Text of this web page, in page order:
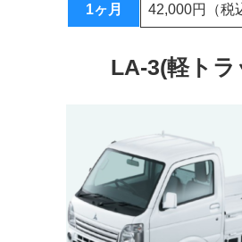
1ヶ月 42,000円（税
LA-3(軽トラ